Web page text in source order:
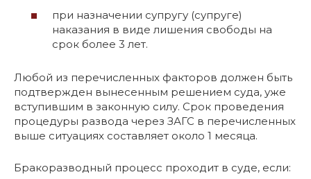
при назначении супругу (супруге)
наказания в виде лишения свободы на
срок более 3 лет.
Любой из перечисленных факторов должен быть
подтвержден вынесенным решением суда, уже
вступившим в законную силу. Срок проведения
процедуры развода через ЗАГС в перечисленных
выше ситуациях составляет около 1 месяца.
Бракоразводный процесс проходит в суде, если: